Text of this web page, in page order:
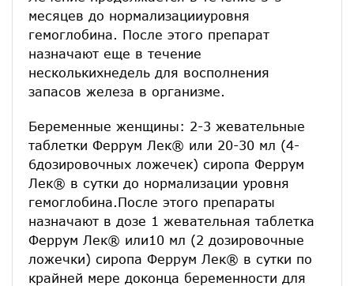
месяцев до нормализацииуровня
гемоглобина. После этого препарат
назначают еще в течение
несколькихнедель для восполнения
запасов железа в организме.
Беременные женщины: 2-3 жевательные
таблетки Феррум Лек® или 20-30 мл (4-
6дозировочных ложечек) сиропа Феррум
Лек® в сутки до нормализации уровня
гемоглобина.После этого препараты
назначают в дозе 1 жевательная таблетка
Феррум Лек® или10 мл (2 дозировочные
ложечки) сиропа Феррум Лек® в сутки по
крайней мере доконца беременности для